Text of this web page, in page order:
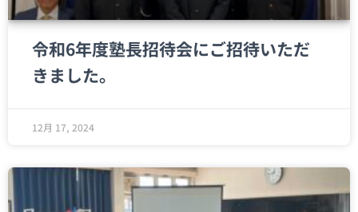
令和6年度塾長招待会にご招待いただ
きました。
12月 17, 2024